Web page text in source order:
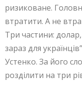
ризиковане.
втратити. А не
Три частини:
зараз для
Устенко. За його
розділити на три